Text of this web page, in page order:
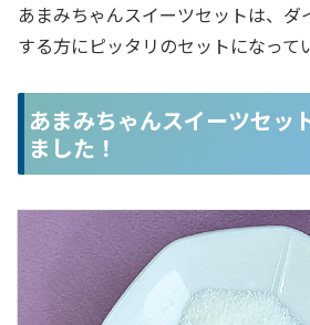
あまみちゃんスイーツセットは、
する方にピッタリのセットになって
あまみちゃんスイーツセッ
ました！